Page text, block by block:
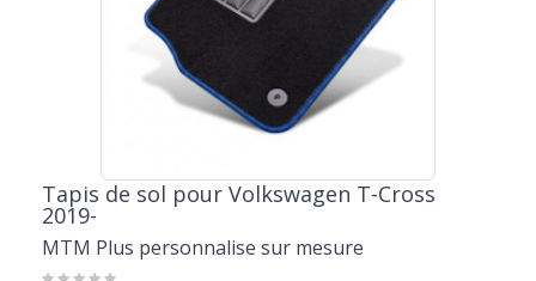
Tapis de sol pour Volkswagen T-Cross
2019-
MTM Plus personnalise sur mesure